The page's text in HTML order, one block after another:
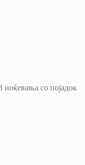
ноќевања со појадок